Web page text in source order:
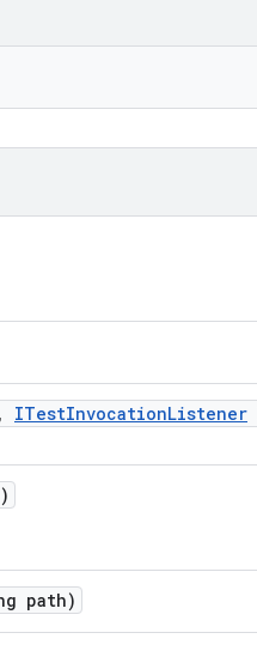
, ITestInvocationListener
path)